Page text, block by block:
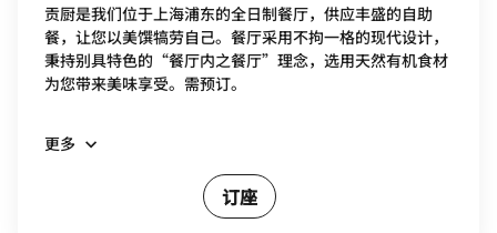
贡厨是我们位于上海浦东的全日制餐厅，供应丰盛的自助
餐，让您以美馔犒劳自己。餐厅采用不拘一格的现代设计，
秉持别具特色的“餐厅内之餐厅”理念，选用天然有机食材
为您带来美味享受。需预订。
更多
订座